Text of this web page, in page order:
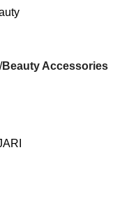
Beauty Accessories